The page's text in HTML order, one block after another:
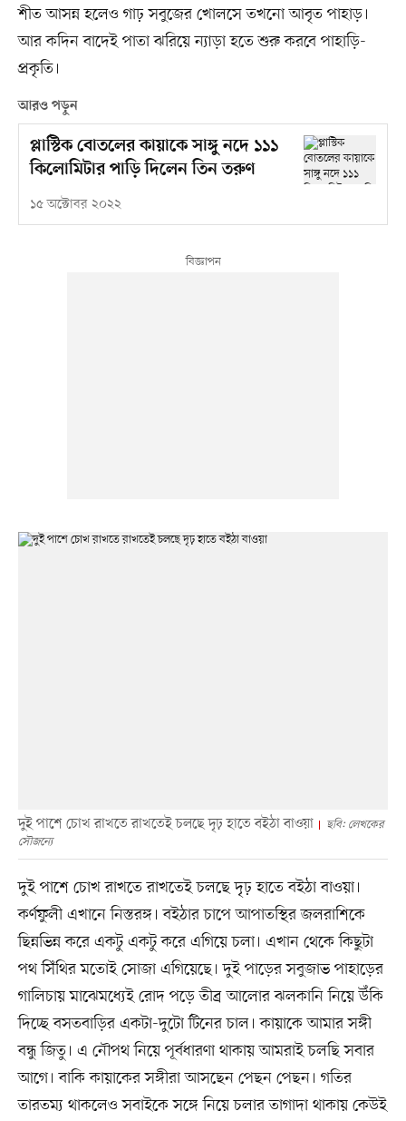
শীত আসন্ন হলেও গাঢ় সবুজের খোলসে তখনো আবৃত পাহাড়।
আর কদিন বাদেই পাতা ঝরিয়ে ন্যাড়া হতে শুরু করবে পাহাড়ি-
প্রকৃতি।
আরও পড়ুন
প্লাস্টিক বোতলের কায়াকে সাঙ্গু নদে ১১১
কিলোমিটার পাড়ি দিলেন তিন তরুণ
১৫ অক্টোবর ২০২২
দুই পাশে চোখ রাখতে রাখতেই চলছে দৃঢ় হাতে বইঠা বাওয়া
ছবি: লেখকের
সৌজন্যে
দুই পাশে চোখ রাখতে রাখতেই চলছে দৃঢ় হাতে বইঠা বাওয়া।
কর্ণফুলী এখানে নিস্তরঙ্গ। বইঠার চাপে আপাতস্থির জলরাশিকে
ছিন্নভিন্ন করে একটু একটু করে এগিয়ে চলা। এখান থেকে কিছুটা
পথ সিঁথির মতোই সোজা এগিয়েছে। দুই পাড়ের সবুজাভ পাহাড়ের
গালিচায় মাঝেমধ্যেই রোদ পড়ে তীব্র আলোর ঝলকানি নিয়ে উঁকি
দিচ্ছে বসতবাড়ির একটা-দুটো টিনের চাল। কায়াকে আমার সঙ্গী
বন্ধু জিতু। এ নৌপথ নিয়ে পূর্বধারণা থাকায় আমরাই চলছি সবার
আগে। বাকি কায়াকের সঙ্গীরা আসছেন পেছন পেছন। গতির
তারতম্য থাকলেও সবাইকে সঙ্গে নিয়ে চলার তাগাদা থাকায় কেউই